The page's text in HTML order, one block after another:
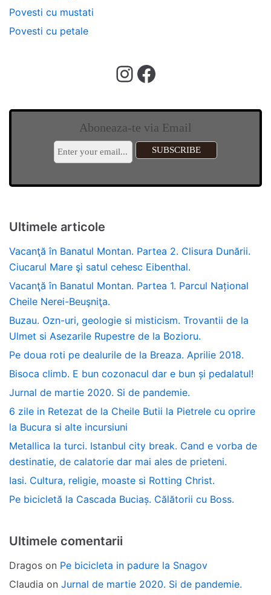
Povesti cu mustati
Povesti cu petale
Aboneaza-te via Email
Ultimele articole
Vacanţă în Banatul Montan. Partea 2. Clisura Dunării.
Ciucarul Mare şi satul cehesc Eibenthal.
Vacanţă în Banatul Montan. Partea 1. Parcul Național
Cheile Nerei-Beuşniţa.
Buzau. Ozn-uri, geologie si misticism. Trovantii de la
Ulmet si Asezarile Rupestre de la Bozioru.
Pe doua roti pe dealurile de la Breaza. Aprilie 2018.
Bisoca climb. E bun cozonacul dar e bun și pedalatul!
Jurnal de martie 2020. Si de pandemie.
6 zile in Retezat de la Cheile Butii la Pietrele cu oprire
la Bucura si alte incursiuni
Metallica la turci. Istanbul city break. Cand e vorba de
destinatie, de calatorie dar mai ales de prieteni.
Iasi. Cultura, religie, moaste si Rotting Christ.
Pe bicicletă la Cascada Buciaș. Călătorii cu Boss.
Ultimele comentarii
Dragos on Pe bicicleta in padure la Snagov
Claudia on Jurnal de martie 2020. Si de pandemie.